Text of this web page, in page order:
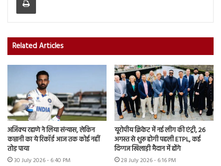
Related Articles
अजिंक्य रहाणे ने लिया संन्यास, लेकिन
कप्तानी का ये रिकॉर्ड आज तक कोई नहीं
तोड़ पाया
30 July 2026 - 6:40 PM
यूरोपीय क्रिकेट में नई लीग की एंट्री, 26
अगस्त से शुरू होगी पहली ETPL, कई
दिग्गज खिलाड़ी मैदान में होंगे
28 July 2026 - 6:16 PM